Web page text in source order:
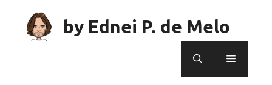
content
by Ednei P. de Melo
Menu